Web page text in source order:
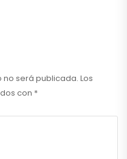
será publicada. Los
con *